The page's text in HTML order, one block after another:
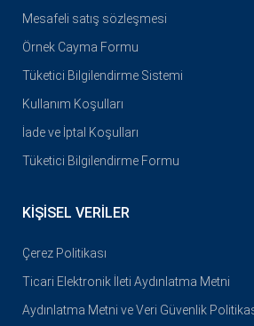
Mesafeli satış sözleşmesi
Örnek Cayma Formu
Tüketici Bilgilendirme Sistemi
Kullanım Koşulları
İade ve İptal Koşulları
Tüketici Bilgilendirme Formu
KIŞISEL VERILER
Çerez Politikası
Ticari Elektronik İleti Aydınlatma Metni
Aydınlatma Metni ve Veri Güvenlik